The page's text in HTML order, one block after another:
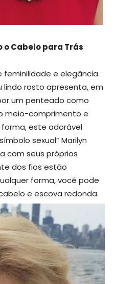
o Cabelo para Trás
e elegância.
lindo rosto apresenta, em
um penteado como
meio-comprimento e
este adorável
sexual” Marilyn
com seus próprios
dos fios estão
forma, você pode
e escova redonda.